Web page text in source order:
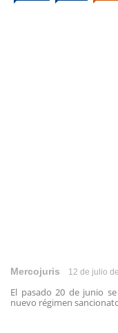
Mercojuris 12 de julio
El pasado 20 de junio
nuevo régimen